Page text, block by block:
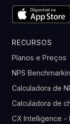
RECURSOS
Planos e Preços
NPS
Calculadora de
Calculadora de
CX Intelligence -